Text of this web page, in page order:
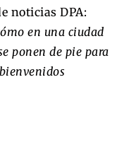
noticias DPA:
en una ciudad
ponen de pie para